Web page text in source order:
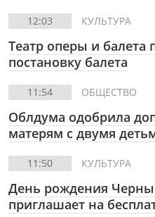
12:03 КУЛЬТУРА
Театр оперы и балета
постановку балета
11:54 ОБЩЕСТВО
Облдума одобрила
матерям с двумя
11:50 КУЛЬТУРА
День рождения
приглашает на